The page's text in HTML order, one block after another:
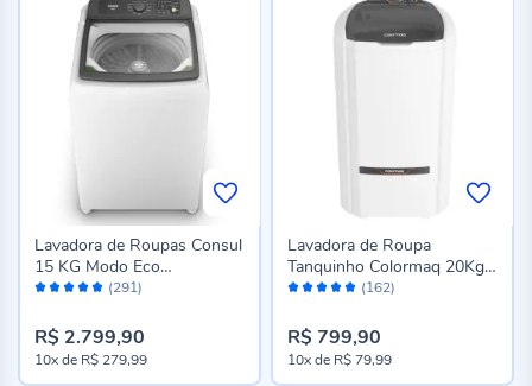
Avaliação: (291)
Lavadora de Roupas Consul
15 KG Modo Eco
CWN15AB
R$ 2.799,90
10xde R$ 279,99
Avaliação: (162)
Lavadora de Roupa
Tanquinho Colormaq 20Kg
Semiautomática LCS20
R$ 799,90
10xde R$ 79,99